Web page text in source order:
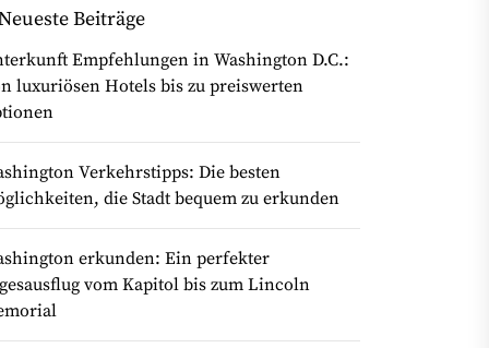
Beiträge
Empfehlungen in Washington D.C.:
luxuriösen Hotels bis zu preiswerten
Verkehrstipps: Die besten
die Stadt bequem zu erkunden
erkunden: Ein perfekter
vom Kapitol bis zum Lincoln